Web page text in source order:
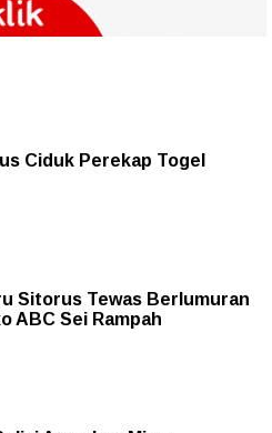
Ciduk Perekap Togel
Sitorus Tewas Berlumuran
ABC Sei Rampah